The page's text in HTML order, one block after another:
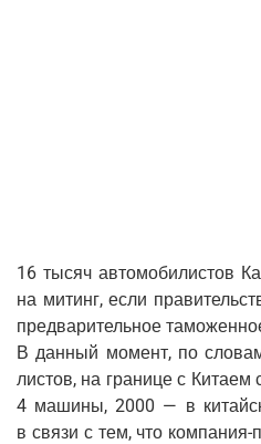
16 тысяч авто­мо­би­ли­стов
на митинг, если
пред­ва­ри­тель­ное
В дан­ный момент, по
ли­стов, на гра­ни­це с Кита­ем
4 маши­ны, 2000 — в
в свя­зи с тем, что ком­па­ния-